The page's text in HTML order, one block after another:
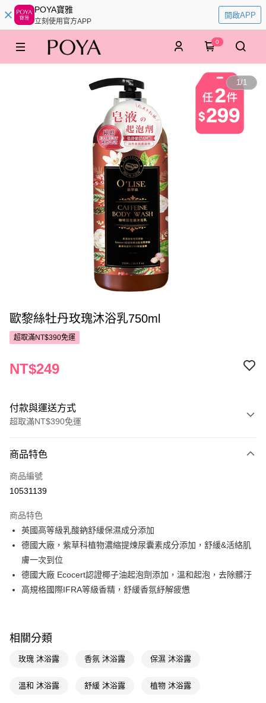
POYA寶雅
立刻使用官方APP
開啟APP
0
1/1
歐黎絲牡丹玫瑰沐浴乳750ml
超取滿NT$390免運
NT$249
付款與運送方式
超取滿NT$390免運
POYA支付
信用卡一次付款
LINE Pay
Apple Pay
街口支付
悠遊付
AFTEE先享後付
【關於「AFTEE先享後付」】
便利好安心！
商品特色
商品編號
10531139
商品特色
英國高等級乳酸鈉舒緩保濕成分添加
德國大廠，紫草科植物濃縮提煉尿囊素成分添加，舒緩&活絡肌
膚一次到位
德國大廠 Ecocert認證椰子油起泡劑添加，溫和起泡，去除髒汙
高規格國際IFRA等級香精，舒緩香氛紓解疲憊
相關分類
玫瑰 沐浴露 香氛 沐浴露 保濕 沐浴露
溫和 沐浴露 舒緩 沐浴露 植物 沐浴露